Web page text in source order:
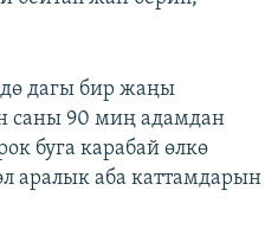
дагы бир жаңы
саны 90 миң адамдан
буга карабай өлкө
аралык аба каттамдарын